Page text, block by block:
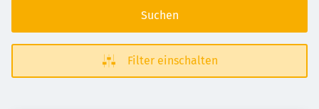
Suchen
Filter einschalten